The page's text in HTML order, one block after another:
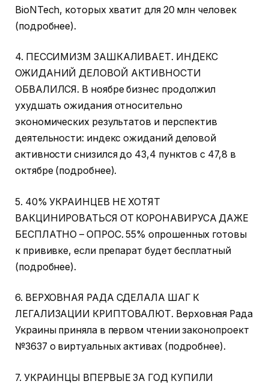
BioNTech, которых хватит для 20 млн человек
(подробнее).
4. ПЕССИМИЗМ ЗАШКАЛИВАЕТ. ИНДЕКС
ОЖИДАНИЙ ДЕЛОВОЙ АКТИВНОСТИ
ОБВАЛИЛСЯ. В ноябре бизнес продолжил
ухудшать ожидания относительно
экономических результатов и перспектив
деятельности: индекс ожиданий деловой
активности снизился до 43,4 пунктов с 47,8 в
октябре (подробнее).
5. 40% УКРАИНЦЕВ НЕ ХОТЯТ
ВАКЦИНИРОВАТЬСЯ ОТ КОРОНАВИРУСА ДАЖЕ
БЕСПЛАТНО – ОПРОС. 55% опрошенных готовы
к прививке, если препарат будет бесплатный
(подробнее).
6. ВЕРХОВНАЯ РАДА СДЕЛАЛА ШАГ К
ЛЕГАЛИЗАЦИИ КРИПТОВАЛЮТ. Верховная Рада
Украины приняла в первом чтении законопроект
№3637 о виртуальных активах (подробнее).
7. УКРАИНЦЫ ВПЕРВЫЕ ЗА ГОД КУПИЛИ